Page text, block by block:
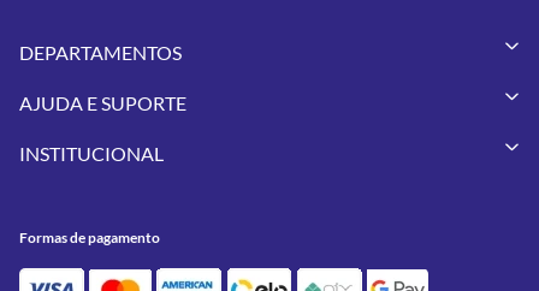
DEPARTAMENTOS
Vestuários
Pneus
Utilidades
AJUDA E SUPORTE
Meus Pedidos
Política de Privacidade
INSTITUCIONAL
Contato
Formas de pagamento